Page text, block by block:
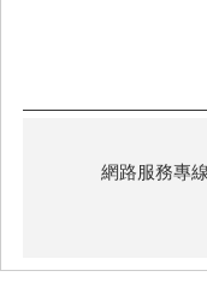
網路服務專